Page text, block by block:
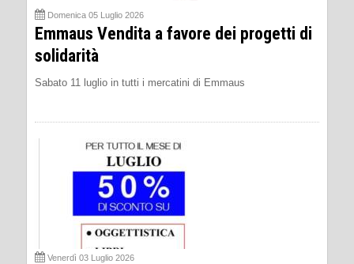
Domenica 05 Luglio 2026
Emmaus Vendita a favore dei progetti di
solidarità
Sabato 11 luglio in tutti i mercatini di Emmaus
Venerdì 03 Luglio 2026